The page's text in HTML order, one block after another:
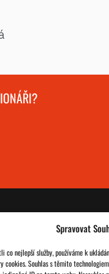
Spravovat
co nejlepší služby, používáme k
cookies. Souhlas s těmito
O nás
Jednoty ČSOL